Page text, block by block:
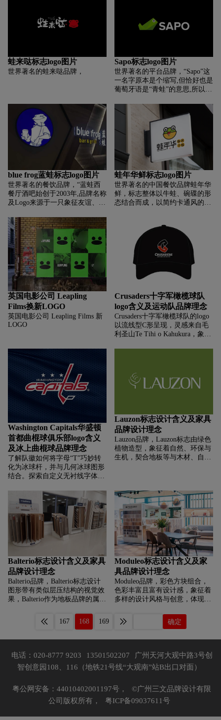
们在纹章盾牌的背景上描绘了一
只鸟，这种形状在运动队中很受
了会徽设计的主要要求。
乐趣。它的颜色是鲜亮的绿色，
象征着生命力和活力。在青蛙下
排列都非常考究，既体现了品牌
的名称，又增加了标志的文化内
涵。
蛙来哒标志logo图片
世界著名的蛙来哒品牌，
Sapo标志logo图片
世界著名的平台品牌，“Sapo”这
一名字原本是个缩写,但恰好也是
葡萄牙语是“青蛙”的意思,所以该
的形象。SAPO重新设计了这只
有19年历史的“蟾蜍”。进一步体
现SAPO现代、技术、创新和0距
离的公司形象。同时，还为新形
象搭配了一套全新的色彩和图
标。“我们是SAPO，我们将让您
更简便，有趣的认识这个世界，
我们想融入你的生活，为您提供
个性化的互联网服务”
blue frog蓝蛙标志logo图片
世界著名的餐饮品牌，“蓝蛙西
餐厅酒吧始创于2003年,品牌名称
及Logo来源于一只象征友谊、幸
蛙年华鲜标志logo图片
世界著名的中国餐饮品牌蛙年华
鲜，标志整体以牛蛙、碗碟的形
态结合而成，以简约卡通风的形
直观的体现出了“蛙年华”品牌的
行业属性及主题元素，吐舌的形
态更加强烈的体现出了美味的诱
惑.彰显出了“馋”意的理念.微笑
的表情象征了服务的价值观，整
体简洁、大气、易识别、易应
英国电影公司 Leapling
Films换新LOGO
英国电影公司 Leapling Films 新
LOGO
Crusaders十字军橄榄球队
logo含义及运动队品牌理念
Crusaders十字军橄榄球队的logo
以流线型C形呈现，灵感来自毛
利圣山Te Tihi o Kahukura，象征
冠军俱乐部，多次称霸超级橄榄
球赛，主场奥兰治理论体育场见
与传统，诠释团队精神。
Washington Capitals华盛顿
首都曲棍球俱乐部logo含义
及冰上曲棍球品牌理念
了解队徽如何将字母“T”巧妙转
化为冰球杆，并与几何冰球图形
结合。探索自定义无衬线字体与
样的对比美学，以及红、白、蓝
品牌色的象征意义。标志额外版
本更融入了闪电翅膀装饰，为设
计注入速度与力量感。本文带你
领略这款标志从图形构思到色彩
系统的完整设计理念与冰球文化
内涵。
Lauzon标志设计含义及家具
品牌设计理念
Lauzon品牌，‌‌‌Lauzon标志由绿色
植物造型，象征着自然、环保与
生机，契合地板等与木材、自然
传递出专业、可靠的感觉，整体
传达出Lauzon既关注自然环保，
又具备专业可靠品质，提供优质
产品与服务的品牌形象与内涵。
Balterio标志设计含义及家具
品牌设计理念
Balterio品牌，‌‌‌Balterio标志设计
图形带有类似层压结构的视觉效
果，Balterio作为地板品牌的属
专业与产品的结构特点。文字
balterio采用简洁的白色字体，在
地板领域，致力于为消费者提供
涵。
Moduleo标志设计含义及家
具品牌设计理念
Moduleo品牌，‌‌‌彩色方块组合，
色彩丰富且富有设计感，象征着
多样的设计风格与创意，体现出
新性。文字moduleo采用简洁的
黑色字体，搭配下方的Design
Moduleo富有设计创意、专注于
牌形象与内涵。
167 168 169 确定
电话：020-8777 9203 13501502207
广州天河大观中路3号创
智创意园108、116（地铁21号线“大观南”站B出口对面）
粤公网安备：44010402001197号，
©广州三文品牌设计有限
公司版权所有，
粤ICP备09037611号